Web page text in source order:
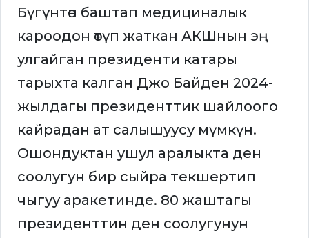
Бүгүнтөн баштап медициналык
кароодон өтүп жаткан АКШнын эң
улгайган президенти катары
тарыхта калган Джо Байден 2024-
жылдагы президенттик шайлоого
кайрадан ат салышуусу мүмкүн.
Ошондуктан ушул аралыкта ден
соолугун бир сыйра текшертип
чыгуу аракетинде. 80 жаштагы
президенттин ден соолугунун